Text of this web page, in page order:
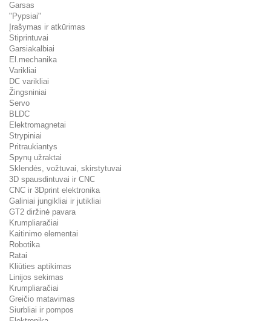
Garsas
"Pypsiai"
Įrašymas ir atkūrimas
Stiprintuvai
Garsiakalbiai
El.mechanika
Varikliai
DC varikliai
Žingsniniai
Servo
BLDC
Elektromagnetai
Strypiniai
Pritraukiantys
Spynų užraktai
Sklendės, vožtuvai, skirstytuvai
3D spausdintuvai ir CNC
CNC ir 3Dprint elektronika
Galiniai jungikliai ir jutikliai
GT2 diržinė pavara
Krumpliaračiai
Kaitinimo elementai
Robotika
Ratai
Kliūties aptikimas
Linijos sekimas
Krumpliaračiai
Greičio matavimas
Siurbliai ir pompos